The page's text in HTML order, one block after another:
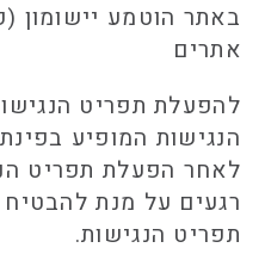
באתר הוטמע יישומון
אתרים
להפעלת תפריט
הנגישות המופיע
לאחר הפעלת תפריט
רגעים על מנת
תפריט הנגישות.